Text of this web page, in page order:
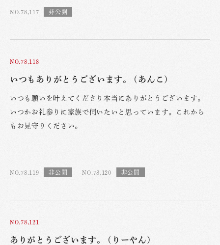
NO.78,117
NO.78,118
いつもありがとうございます。 (あんこ)
いつも願いを叶えてくださり本当にありがとうございます。
いつかお礼参りに家族で伺いたいと思っています。これから
もお見守りください。
NO.78,119 NO.78,120
NO.78,121
ありがとうございます。 (りーやん)